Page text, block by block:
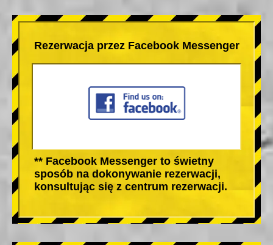
Rezerwacja przez Facebook Messenger
** Facebook Messenger to świetny
sposób na dokonywanie rezerwacji,
konsultując się z centrum rezerwacji.